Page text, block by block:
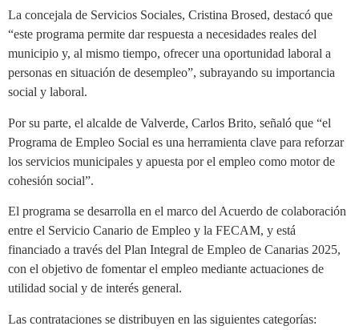
La concejala de Servicios Sociales, Cristina Brosed, destacó que
“este programa permite dar respuesta a necesidades reales del
municipio y, al mismo tiempo, ofrecer una oportunidad laboral a
personas en situación de desempleo”, subrayando su importancia
social y laboral.
Por su parte, el alcalde de Valverde, Carlos Brito, señaló que “el
Programa de Empleo Social es una herramienta clave para reforzar
los servicios municipales y apuesta por el empleo como motor de
cohesión social”.
El programa se desarrolla en el marco del Acuerdo de colaboración
entre el Servicio Canario de Empleo y la FECAM, y está
financiado a través del Plan Integral de Empleo de Canarias 2025,
con el objetivo de fomentar el empleo mediante actuaciones de
utilidad social y de interés general.
Las contrataciones se distribuyen en las siguientes categorías: